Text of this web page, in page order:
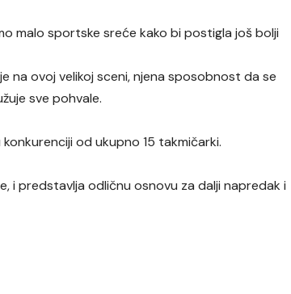
malo sportske sreće kako bi postigla još bolji
na ovoj velikoj sceni, njena sposobnost da se
sve pohvale.
od ukupno 15 takmičarki.
i predstavlja odličnu osnovu za dalji napredak i